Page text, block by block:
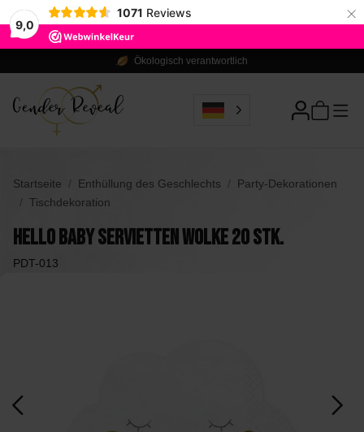
9,0
1071 Reviews ×
Ökologisch verantwortlich
Startseite Enthüllung des Geschlechts
Party-Dekorationen
Tischdekoration
Hello Baby Servietten Wolke 20 Stk.
PDT-013